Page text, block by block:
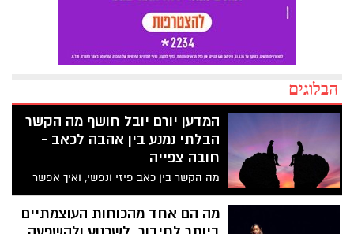
הבלוגים
המדען יורם יובל חושף מה הקשר
הבלתי נמנע בין אהבה לכאב -
חובה צפייה
מה הקשר בין כאב פיזי ונפשי, ואיך אפשר
להקל על שניהם? הרצאתו של המדען יורם
יובל חושפת כיצד חוויות האהבה, האובדן
והכאב שלך שלובות זה בזה. יובל שופך אור
מה הם אחד מהכוחות העוצמתיים